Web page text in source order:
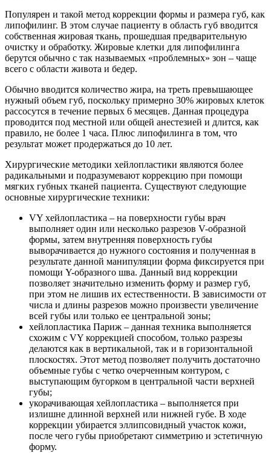
Популярен и такой метод коррекции формы и размера губ, как
липофилинг. В этом случае пациенту в область губ вводится
собственная жировая ткань, прошедшая предварительную
очистку и обработку. Жировые клетки для липофилинга
берутся обычно с так называемых «проблемных» зон – чаще
всего с области живота и бедер.
Обычно вводится количество жира, на треть превышающее
нужный объем губ, поскольку примерно 30% жировых клеток
рассосутся в течение первых 6 месяцев. Данная процедура
проводится под местной или общей анестезией и длится, как
правило, не более 1 часа. Плюс липофилинга в том, что
результат может продержаться до 10 лет.
Хирургические методики хейлопластики являются более
радикальными и подразумевают коррекцию при помощи
мягких губных тканей пациента. Существуют следующие
основные хирургические техники:
VY хейлопластика – на поверхности губы врач
выполняет один или несколько разрезов V-образной
формы, затем внутренняя поверхность губы
выворачивается до нужного состояния и полученная в
результате данной манипуляции форма фиксируется при
помощи Y-образного шва. Данный вид коррекции
позволяет значительно изменить форму и размер губ,
при этом не лишив их естественности. В зависимости от
числа и длины разрезов можно произвести увеличение
всей губы или только ее центральной зоны;
хейлопластика Париж – данная техника выполняется
схожим с VY коррекцией способом, только разрезы
делаются как в вертикальной, так и в горизонтальной
плоскостях. Этот метод позволяет получить достаточно
объемные губы с четко очерченным контуром, с
выступающим бугорком в центральной части верхней
губы;
укорачивающая хейлопластика – выполняется при
излишне длинной верхней или нижней губе. В ходе
коррекции убирается эллипсовидный участок кожи,
после чего губы приобретают симметрию и эстетичную
форму.